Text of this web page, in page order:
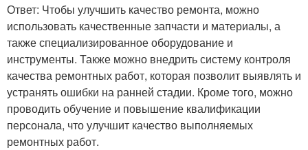
Ответ: Чтобы улучшить качество ремонта, можно
использовать качественные запчасти и материалы, а
также специализированное оборудование и
инструменты. Также можно внедрить систему контроля
качества ремонтных работ, которая позволит выявлять и
устранять ошибки на ранней стадии. Кроме того, можно
проводить обучение и повышение квалификации
персонала, что улучшит качество выполняемых
ремонтных работ.